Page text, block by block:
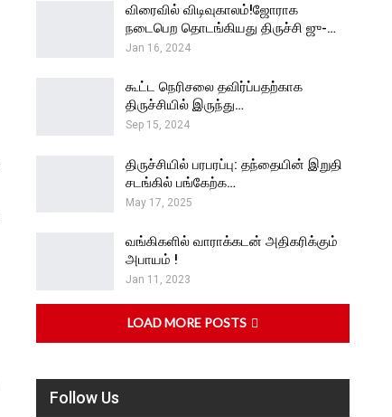
விரைவில் விடிவுகாலம்!ஜோராக
நடைபெற தொடங்கியது திருச்சி ஜு-…
Jan 16, 2024
கூட்ட நெரிசலை தவிர்ப்பதற்காக
திருச்சியில் இருந்து…
Sep 15, 2024
திருச்சியில் பரபரப்பு: தந்தையின் இறுதி
சடங்கில் பங்கேற்க…
May 17, 2025
வங்கிகளில் வாராக்கடன் அதிகரிக்கும்
அபாயம் !
Jan 11, 2023
LOAD MORE POSTS
Follow Us